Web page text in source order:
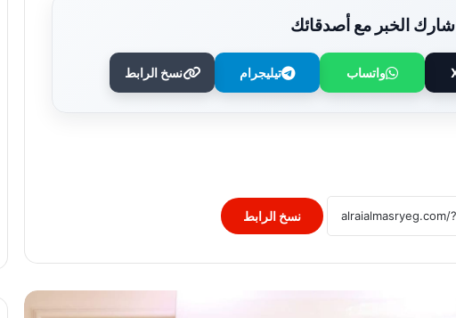
شارك الخبر مع أصدقائك
واتساب تيليجرام نسخ الرابط
نسخ الرابط
استجابةً لأولياء الأمور.. محافظ الجيزة يقرر
كاملة